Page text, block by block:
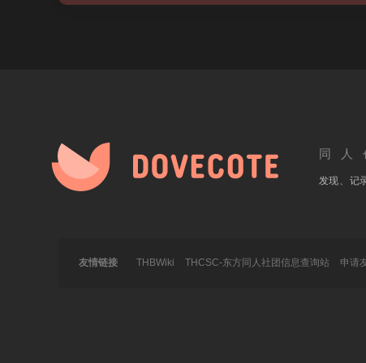
同人
发现、记
友情链接 THBWiki THCSC-东方同人社团信息查询站 申请